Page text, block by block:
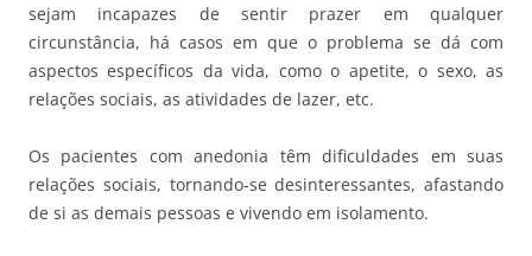
sejam incapazes de sentir prazer em qualquer
circunstância, há casos em que o problema se dá com
aspectos específicos da vida, como o apetite, o sexo, as
relações sociais, as atividades de lazer, etc.
Os pacientes com anedonia têm dificuldades em suas
relações sociais, tornando-se desinteressantes, afastando
de si as demais pessoas e vivendo em isolamento.